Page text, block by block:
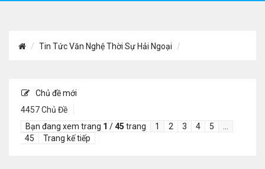
Tin Tức Văn Nghệ Thời Sự Hải Ngoại
Chủ đề mới
4457 Chủ Đề
Bạn đang xem trang 1 /45 trang 1 2 3 4 5
45
Trang kế tiếp